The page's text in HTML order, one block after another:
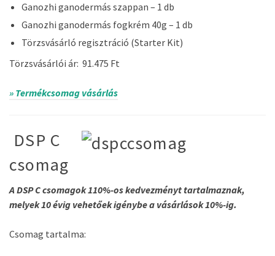
Ganozhi ganodermás szappan – 1 db
Ganozhi ganodermás fogkrém 40g – 1 db
Törzsvásárló regisztráció (Starter Kit)
Törzsvásárlói ár: 91.475 Ft
» Termékcsomag vásárlás
DSP C
csomag
A DSP C csomagok 110%-os kedvezményt tartalmaznak,
melyek 10 évig vehetőek igénybe a vásárlások 10%-ig.
Csomag tartalma: